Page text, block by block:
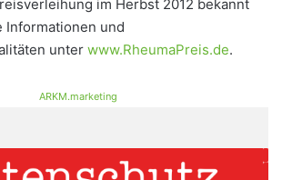
im Herbst 2012 bekannt
Informationen und
unter www.RheumaPreis.de.
ARKM.marketing